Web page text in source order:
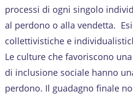
processi di ogni singolo
al perdono o alla vendetta.
collettivistiche e
Le culture che favoriscono
di inclusione sociale hanno
perdono. Il guadagno finale